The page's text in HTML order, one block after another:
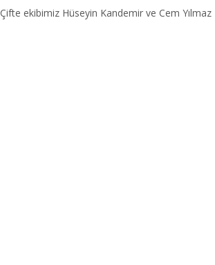
ekibimiz Hüseyin Kandemir ve Cem Yılmaz